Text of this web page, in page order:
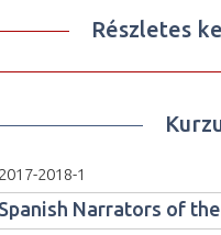
Részletes
2017-2018-1
Spanish Narrators of